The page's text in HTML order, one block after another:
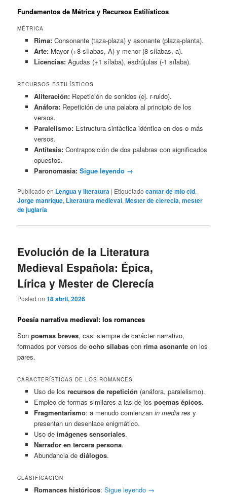
Fundamentos de Métrica y Recursos Estilísticos
MÉTRICA
Rima:Consonante (taza-plaza) y asonante (plaza-planta).
Arte:Mayor (+8 sílabas, A) y menor (8 sílabas, a).
Licencias:Agudas (+1 sílaba), esdrújulas (-1 sílaba).
RECURSOS ESTILÍSTICOS
Aliteración:Repetición de sonidos (ej. r-ruido).
Anáfora:Repetición de una palabra al principio de los
versos.
Paralelismo:Estructura sintáctica idéntica en dos o más
versos.
Antítesis:Contraposición de dos palabras con significados
opuestos.
Paronomasia: Sigue leyendo →
Publicado en Lengua y literatura | Etiquetado cantar de mio cid,
Jorge manrique, Literatura medieval,Mester de clerecía,mester
de juglaría
Evolución de la Literatura
Medieval Española: Épica,
Lírica y Mester de Clerecía
Posted on18 abril, 2026
Poesía narrativa medieval: los romances
Sonpoemas breves, casi siempre de carácter narrativo,
formados por versos deocho sílabas conrima asonante en los
pares.
CARACTERÍSTICAS DE LOS ROMANCES
Uso de los recursos de repetición (anáfora, paralelismo).
Empleo de formas similares a las de los poemas épicos.
Fragmentarismo: a menudo comienzan in media res y
presentan un desenlace enigmático.
Uso de imágenes sensoriales.
Narrador en tercera persona.
Abundancia de diálogos.
CLASIFICACIÓN
Romances históricos: Sigue leyendo →